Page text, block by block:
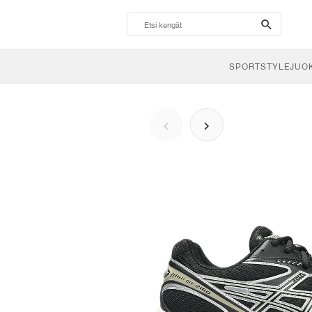
search-
btn
SPORTSTYLE